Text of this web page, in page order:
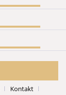
Kontakt